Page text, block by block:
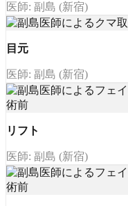
医師: 副島 (新宿)
目元
医師: 副島 (新宿)
リフト
医師: 副島 (新宿)